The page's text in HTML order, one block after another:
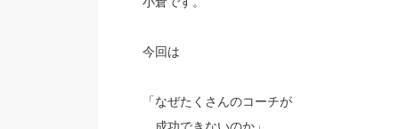
今回は
「なぜたくさんのコーチが